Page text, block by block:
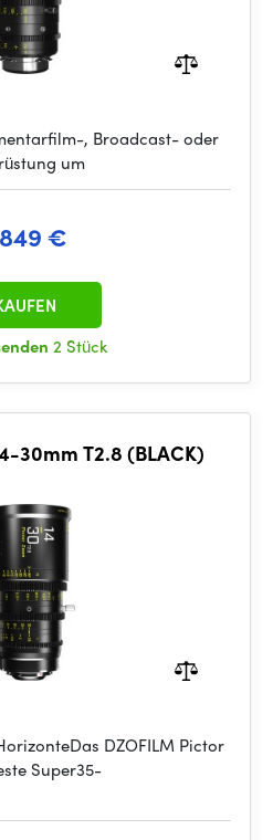
, Broadcast- oder
um
€
2 Stück
30mm T2.8 (BLACK)
DZOFILM Pictor
Super35-